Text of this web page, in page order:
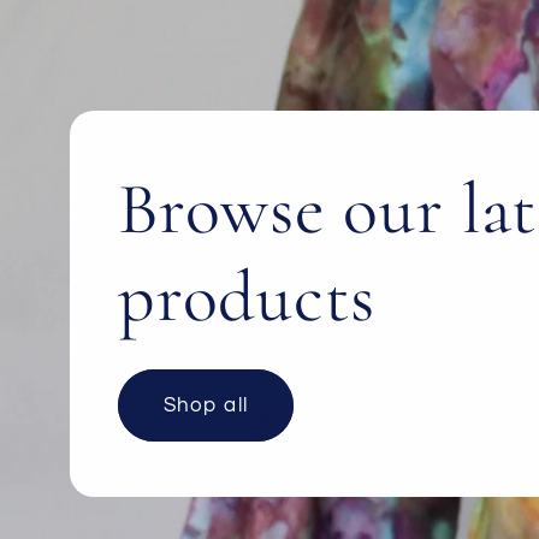
Browse our
products
Shop all